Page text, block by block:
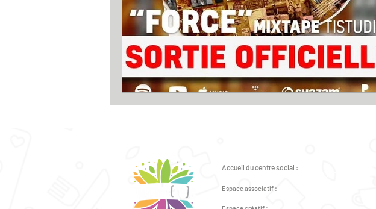
Accueil du centre social :
Espace associatif :
2 avenue du Général de Gaulle 37000 Tours